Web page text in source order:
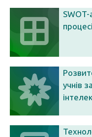
SWOT-
учнів